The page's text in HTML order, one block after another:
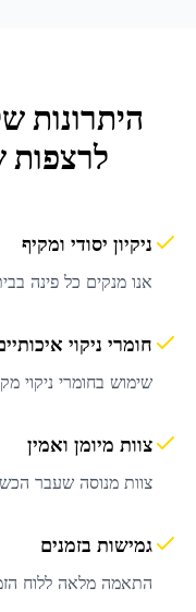
היתרונות
לרצפות
ניקיון יסודי ומקיף
אנו מנקים כל פינה
חומרי ניקוי
שימוש בחומרי ניקוי
צוות מיומן ואמין
צוות מנוסה שעבר
גמישות בזמנים
התאמה מלאה ללוח